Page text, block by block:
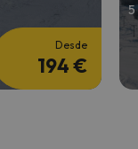
Desde
194 €
5